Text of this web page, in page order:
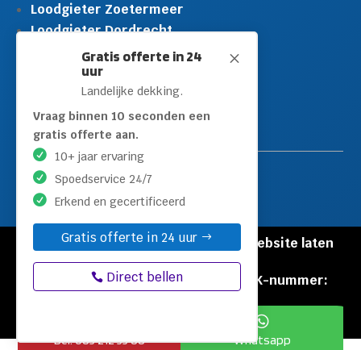
M
Gratis offerte in 24
uur
Landelijke dekking.
Vraag binnen 10 seconden een
gratis offerte aan.
10+ jaar ervaring
Spoedservice 24/7
Erkend en gecertificeerd
Gratis offerte in 24 uur
Direct bellen
Loodgieter Zoetermeer
Loodgieter Dordrecht
Loodgieter Rijswijk
Loodgieter Schiedam
Loodgieter Leidschendam
Loodgieter Hilversum
© Copyright Loodgieters Kwartier |
Website laten
maken door Flexamedia
Privacyverklaring|Disclaimer
KVK-nummer:
Bel: 085 212 55 88

Whatsapp